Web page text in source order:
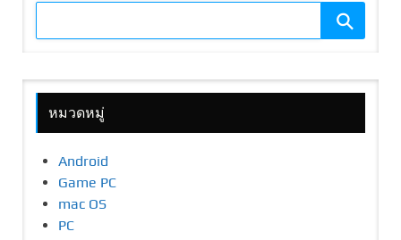
หมวดหมู่
Android
Game PC
mac OS
PC